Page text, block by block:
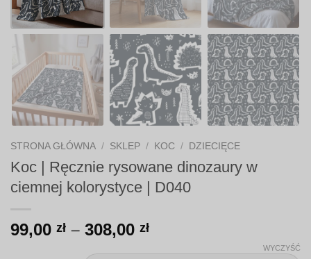
STRONA GŁÓWNA / SKLEP / KOC / DZIECIĘCE
Koc | Ręcznie rysowane dinozaury w
ciemnej kolorystyce | D040
99,00 zł – 308,00 złZakres
WYCZYŚĆ